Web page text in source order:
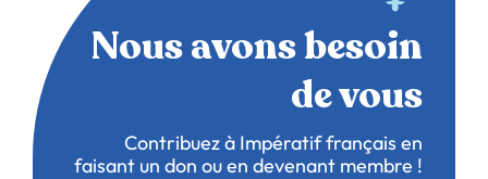
Nous avons besoin
de vous
Contribuez à Impératif français en
faisant un don ou en devenant membre !